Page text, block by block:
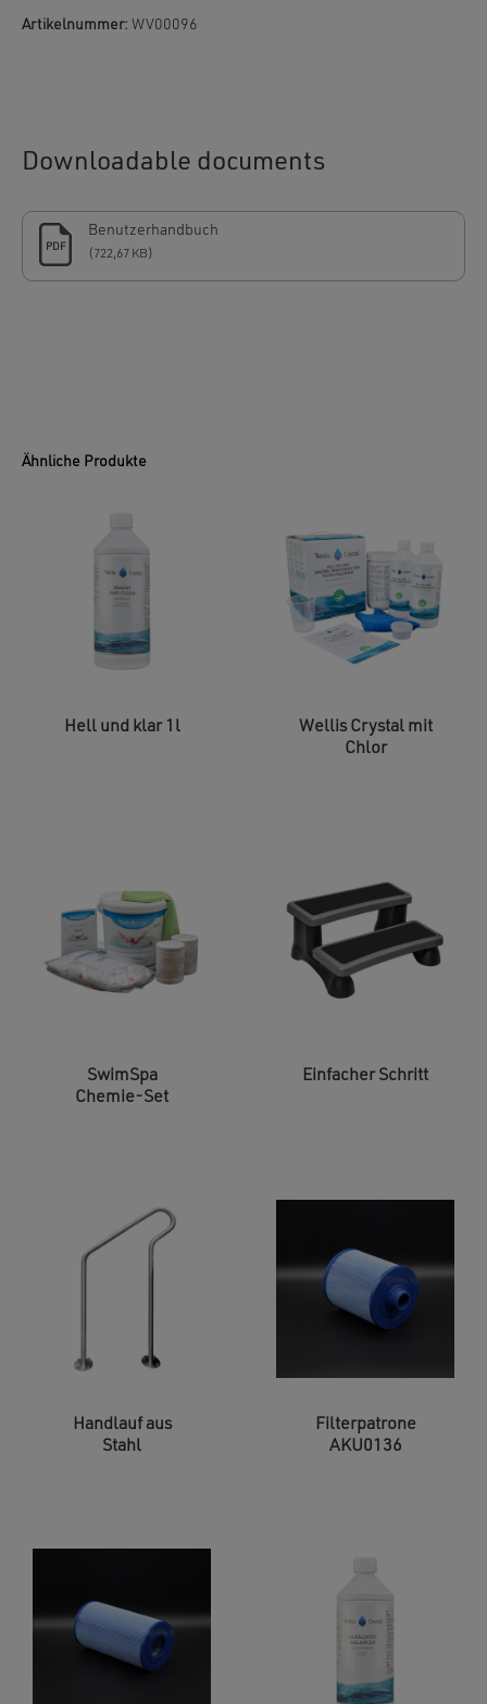
Artikelnummer: WV00096
Downloadable documents
PDF
Benutzerhandbuch
(722,67 KB)
Ähnliche Produkte
Hell und klar 1l
Wellis Crystal mit
Chlor
SwimSpa
Chemie-Set
Einfacher Schritt
Handlauf aus
Stahl
Filterpatrone
AKU0136